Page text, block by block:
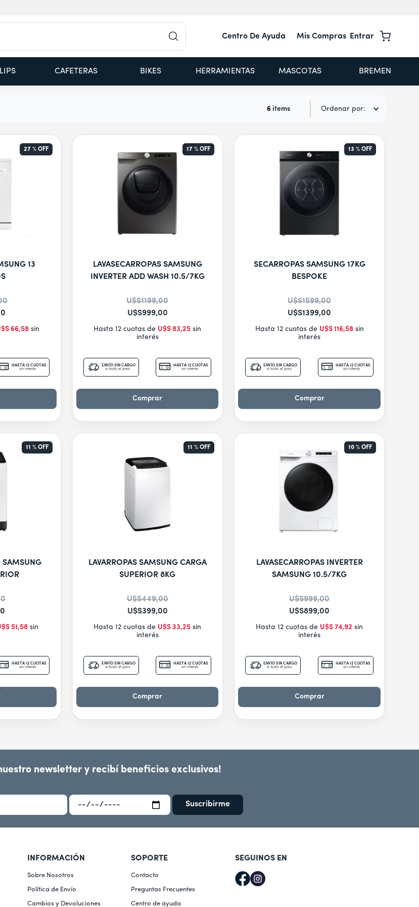
Centro De Ayuda
Mis Compras Entrar
CAFETERAS BIKES HERRAMIENTAS MASCOTAS BREMEN
6 Ordenar por
13
66,58sin
27 %OFF
HASTA 12 CUOTAS
sin interés
LAVASECARROPAS SAMSUNG
INVERTER ADD WASH 10.5/7KG
U$S1199,00
U$S999,00
Hasta 12 cuotas de U$S 83,25 sin
interés
17 %OFF
ENVÍO SIN CARGO
a todo el país
HASTA 12 CUOTAS
sin interés
Comprar
SECARROPAS SAMSUNG 17KG
BESPOKE
U$S1599,00
U$S1399,00
Hasta 12 cuotas de U$S 116,58sin
interés
13 % OFF
ENVÍO SIN CARGO
a todo el país
HASTA 12 CUOTAS
sin interés
Comprar
SAMSUNG
51,58 sin
11 %OFF
HASTA 12 CUOTAS
sin interés
LAVARROPAS SAMSUNG CARGA
SUPERIOR 8KG
U$S449,00
U$S399,00
Hasta 12 cuotas de U$S 33,25 sin
interés
11 %OFF
ENVÍO SIN CARGO
a todo el país
HASTA 12 CUOTAS
sin interés
Comprar
LAVASECARROPAS INVERTER
SAMSUNG 10.5/7KG
U$S999,00
U$S899,00
Hasta 12 cuotas de U$S 74,92 sin
interés
10 % OFF
ENVÍO SIN CARGO
a todo el país
HASTA 12 CUOTAS
sin interés
Comprar
newsletter y recibí beneficios exclusivos!
Suscribirme
INFORMACIÓN
Sobre Nosotros
Política de Envío
Cambios y Devoluciones
SOPORTE
Contacto
Preguntas Frecuentes
Centro de ayuda
SEGUINOS EN